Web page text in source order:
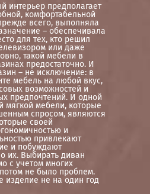
интерьер предполагает
комфортабельной
всего, выполняла
– обеспечивала
для тех, кто решил
или даже
такой мебели в
предостаточно. И
– не исключение: в
мебель на любой вкус,
возможностей и
предпочтений. И одной
мягкой мебели, которые
спросом, являются
своей
и
привлекают
и побуждают
их. Выбирать диван
с учетом многих
не было проблем.
изделие не на один год